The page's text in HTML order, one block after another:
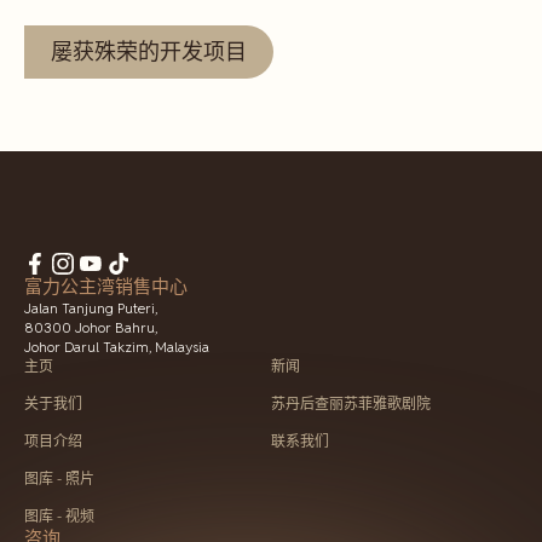
屡获殊荣的开发项目
富力公主湾销售中心
Jalan Tanjung Puteri,
80300 Johor Bahru,
Johor Darul Takzim, Malaysia
主页
关于我们
项目介绍
图库 - 照片
图库 - 视频
新闻
苏丹后查丽苏菲雅歌剧院
联系我们